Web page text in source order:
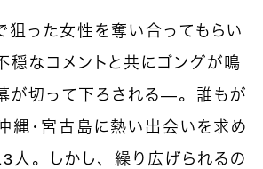
狙った女性を奪い合ってもらい
穏なコメントと共にゴングが鳴
が切って下ろされる—。誰もが
縄・宮古島に熱い出会いを求め
人。しかし、繰り広げられるの